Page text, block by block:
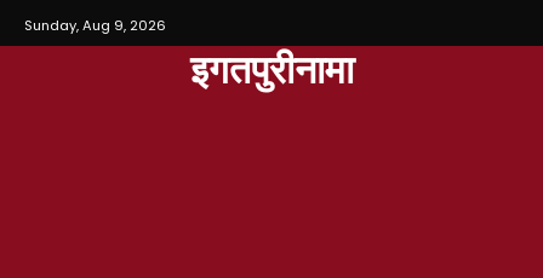
Sunday, Aug 9, 2026
इगतपुरीनामा